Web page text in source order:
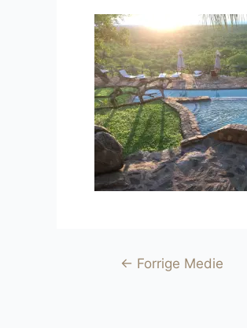
Indlægsnavigation
← Forrige Medie